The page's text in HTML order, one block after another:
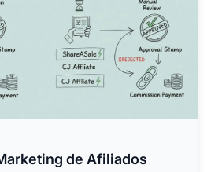
de Afiliados